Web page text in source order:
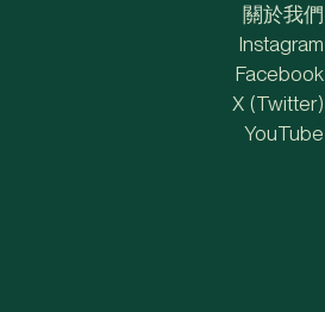
關於我們
Instagram
Facebook
X (Twitter)
YouTube